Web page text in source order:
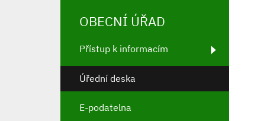
OBECNÍ ÚŘAD
Přístup k informacím
Úřední deska
E-podatelna